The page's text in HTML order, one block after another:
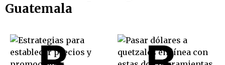
Guatemala